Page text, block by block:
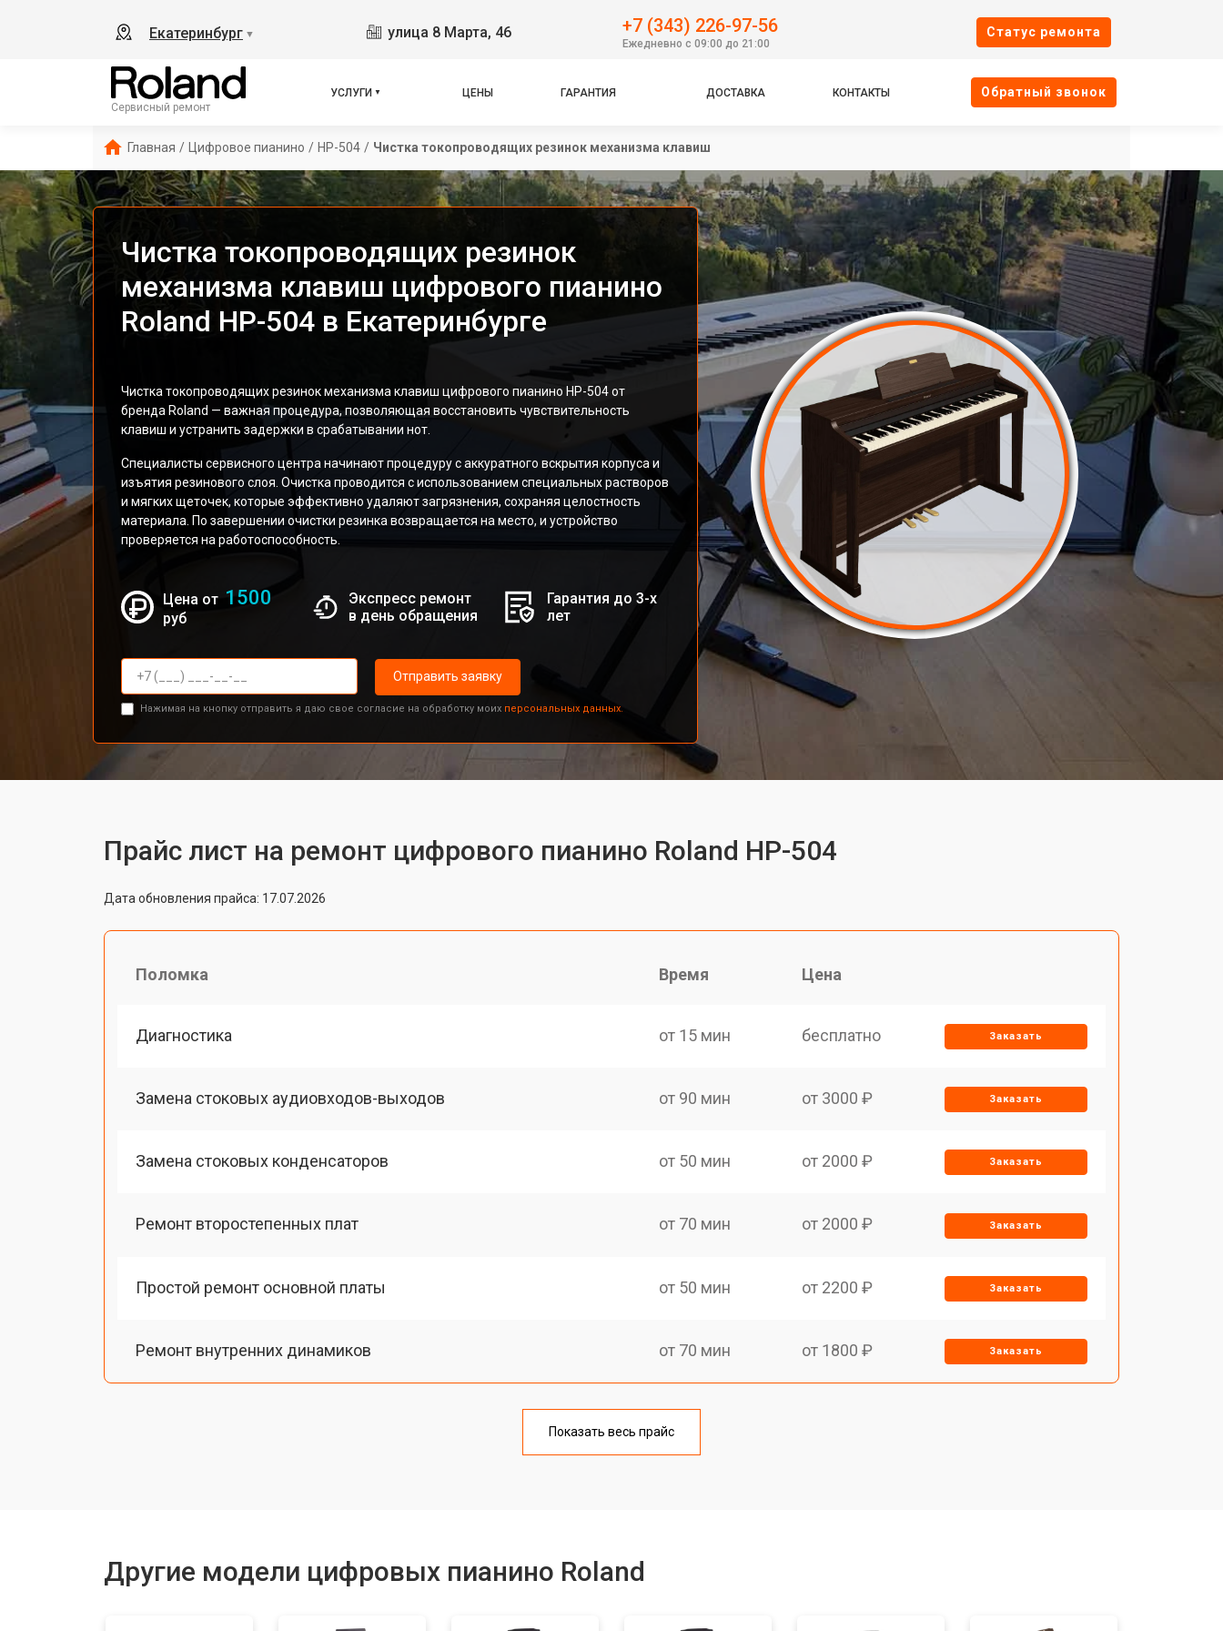
Екатеринбург ▼ улица 8 Марта, 46 +7 (343) 226-97-56
Ежедневно с 09:00 до 21:00
Cтатус ремонта
Сервисный ремонт
УСЛУГИ ЦЕНЫ ГАРАНТИЯ ДОСТАВКА КОНТАКТЫ Oбратный звонок
Главная / Цифровое пианино / HP-504 / Чистка токопроводящих резинок механизма клавиш
Чистка токопроводящих резинок
механизма клавиш цифрового пианино
Roland HP-504 в Екатеринбурге
Чистка токопроводящих резинок механизма клавиш цифрового пианино HP-504 от
бренда Roland — важная процедура, позволяющая восстановить чувствительность
клавиш и устранить задержки в срабатывании нот.
Специалисты сервисного центра начинают процедуру с аккуратного вскрытия корпуса и
изъятия резинового слоя. Очистка проводится с использованием специальных растворов
и мягких щеточек, которые эффективно удаляют загрязнения, сохраняя целостность
материала. По завершении очистки резинка возвращается на место, и устройство
проверяется на работоспособность.
Цена от 1500
руб
Экспресс ремонт
в день обращения
Гарантия до 3-х
лет
Отправить заявку
Нажимая на кнопку отправить я даю свое согласие на обработку моих персональных данных.
Прайс лист на ремонт цифрового пианино Roland HP-504
Дата обновления прайса: 17.07.2026
Поломка Время Цена
Диагностика от 15 мин бесплатно Заказать
Замена стоковых аудиовходов-выходов от 90 мин от 3000 ₽ Заказать
Замена стоковых конденсаторов от 50 мин от 2000 ₽ Заказать
Ремонт второстепенных плат от 70 мин от 2000 ₽ Заказать
Простой ремонт основной платы от 50 мин от 2200 ₽ Заказать
Ремонт внутренних динамиков от 70 мин от 1800 ₽ Заказать
от 50 мин
Показать весь прайс
Другие модели цифровых пианино Roland